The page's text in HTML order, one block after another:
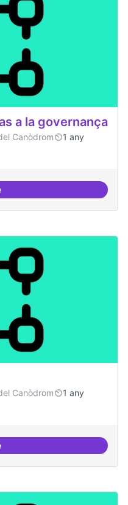
a la governança
Canòdrom
1 any
vinculadas a la
Canòdrom
1 any
definida